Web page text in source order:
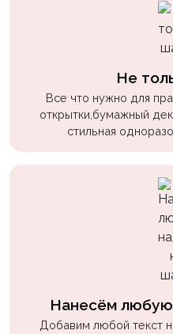
Не
Все что нужно для
открытки,бумажный
стильная
Нанесём
Добавим любой текст